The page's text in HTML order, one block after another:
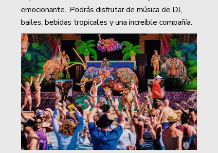
emocionante.. Podrás disfrutar de música de DJ,
bailes, bebidas tropicales y una increíble compañía.